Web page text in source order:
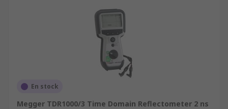
En stock
Megger TDR1000/3 Time Domain Reflectometer 2 ns